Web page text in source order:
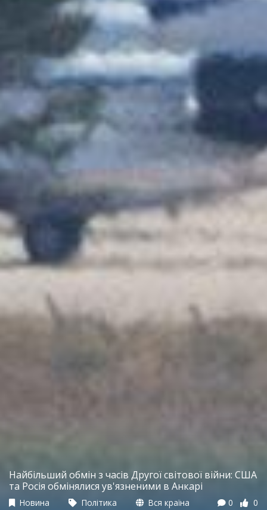
Найбільший обмін з часів Другої світової війни: США
та Росія обмінялися ув'язненими в Анкарі
Новина Політика Вся країна 0 0